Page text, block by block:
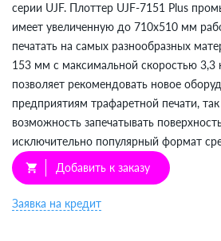
серии UJF. Плоттер UJF-7151 Plus
имеет увеличенную до 710х510 мм
печатать на самых разнообразных
153 мм с максимальной скоростью 3,3
позволяет рекомендовать новое
предприятиям трафаретной печати,
возможность запечатывать
исключительно популярный формат
shopping_cart Добавить к заказу
Заявка на кредит